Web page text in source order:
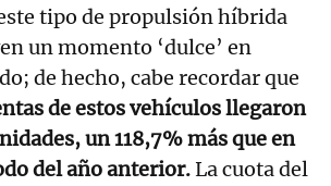
tipo de propulsión híbrida
un momento ‘dulce’ en
de hecho, cabe recordar que
de estos vehículos llegaron
un 118,7% más que en
del año anterior.La cuota del